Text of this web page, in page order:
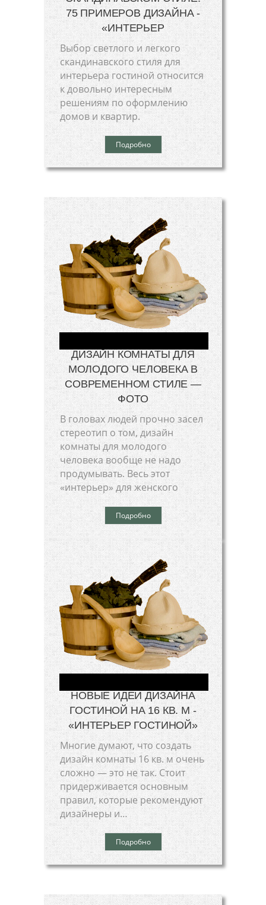
75 ПРИМЕРОВ ДИЗАЙНА -
«ИНТЕРЬЕР
Выбор светлого и легкого
скандинавского стиля для
интерьера гостиной относится
к довольно интересным
решениям по оформлению
домов и квартир.
Подробно
ДИЗАЙН КОМНАТЫ ДЛЯ
МОЛОДОГО ЧЕЛОВЕКА В
СОВРЕМЕННОМ СТИЛЕ —
ФОТО
В головах людей прочно засел
стереотип о том, дизайн
комнаты для молодого
человека вообще не надо
продумывать. Весь этот
«интерьер» для женского
Подробно
НОВЫЕ ИДЕИ ДИЗАЙНА
ГОСТИНОЙ НА 16 КВ. М -
«ИНТЕРЬЕР ГОСТИНОЙ»
Многие думают, что создать
дизайн комнаты 16 кв. м очень
сложно — это не так. Стоит
придерживается основным
правил, которые рекомендуют
дизайнеры и…
Подробно